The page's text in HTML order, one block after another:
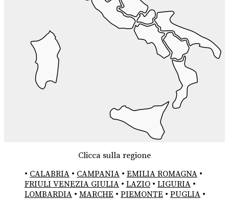
Clicca sulla regione
• CALABRIA • CAMPANIA • EMILIA ROMAGNA •
FRIULI VENEZIA GIULIA • LAZIO • LIGURIA •
LOMBARDIA • MARCHE • PIEMONTE • PUGLIA •